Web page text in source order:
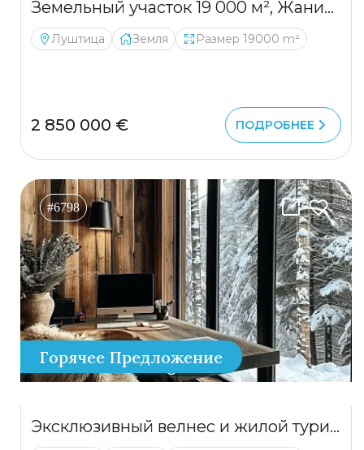
Земельный участок 19 000 м², Жаница — с разрешением на строительство вилл
Луштица Земля Размер 19000 m²
2 850 000 € ПОДРОБНЕЕ
#6798
Горячее Предложение
Эксклюзивный велнес и жилой туристический комплекс – Жабляк / Дурмитор